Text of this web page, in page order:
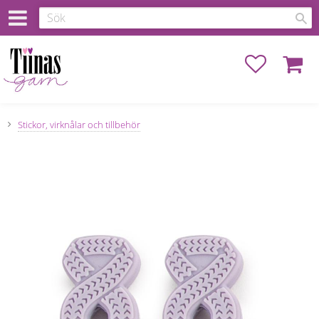
Favoriter
Stickor, virknålar och tillbehör